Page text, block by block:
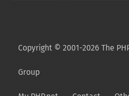
Copyright © 2001-2026 The
Group